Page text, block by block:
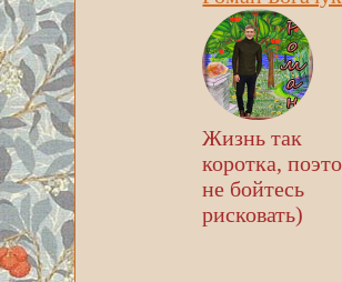
Жизнь так
коротка,
не бойтесь
рисковать)